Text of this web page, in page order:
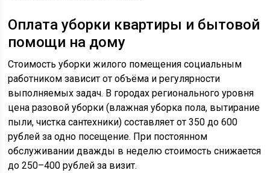
Оплата уборки квартиры и бытовой
помощи на дому
Стоимость уборки жилого помещения социальным
работником зависит от объёма и регулярности
выполняемых задач. В городах регионального уровня
цена разовой уборки (влажная уборка пола, вытирание
пыли, чистка сантехники) составляет от 350 до 600
рублей за одно посещение. При постоянном
обслуживании дважды в неделю стоимость снижается
до 250–400 рублей за визит.